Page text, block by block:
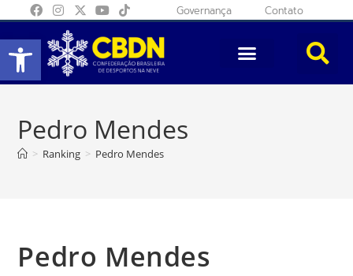
Abrir a barra de ferramentas
Governança Contato
Pedro Mendes
> Ranking > Pedro Mendes
Pedro Mendes